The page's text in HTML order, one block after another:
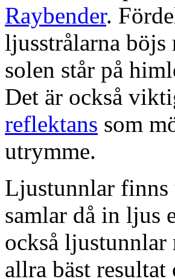
Raybender.
ljusstrålarna
solen står på
Det är också
reflektans som
utrymme.
Ljustunnlar finns
samlar då in ljus
också
allra bäst